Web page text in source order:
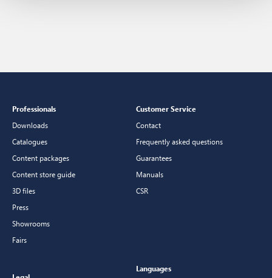
Professionals
Downloads
Catalogues
Content packages
Content store guide
3D files
Press
Showrooms
Fairs
Customer Service
Contact
Frequently asked questions
Guarantees
Manuals
CSR
Languages